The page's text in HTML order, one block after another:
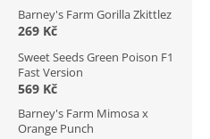
Barney's Farm Gorilla Zkittlez
269 Kč
Sweet Seeds Green Poison F1
Fast Version
569 Kč
Barney's Farm Mimosa x
Orange Punch